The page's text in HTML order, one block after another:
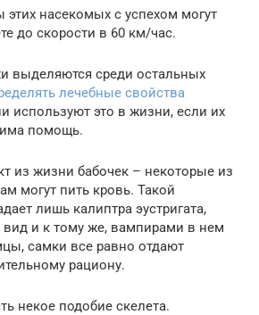
насекомых с успехом могут
до скорости в 60 км/час.
выделяются среди остальных
лечебные свойства
используют это в жизни, если их
помощь.
из жизни бабочек – некоторые из
могут пить кровь. Такой
лишь калиптра эустригата,
вид и к тому же, вампирами в нем
самки все равно отдают
рациону.
некое подобие скелета.